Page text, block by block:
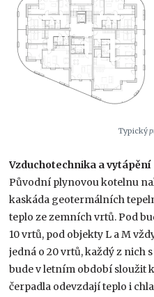
Typický
Vzduchotechnika a vytápění
Původní plynovou kotelnu
kaskáda geotermálních
teplo ze zemních vrtů. Pod
10 vrtů, pod objekty L a M
jedná o 20 vrtů, každý z nich
bude v letním období sloužit
čerpadla odevzdají teplo i